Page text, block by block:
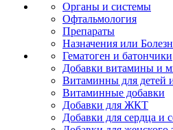
Органы и системы
Офтальмология
Препараты
Назначения или
Гематоген и батончики
Добавки витамины и
Витаминны для детей
Витаминные добавки
Добавки для ЖКТ
Добавки для сердца и